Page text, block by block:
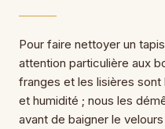
Pour faire nettoyer un
attention particulière aux
franges et les lisières
et humidité ; nous les
avant de baigner le